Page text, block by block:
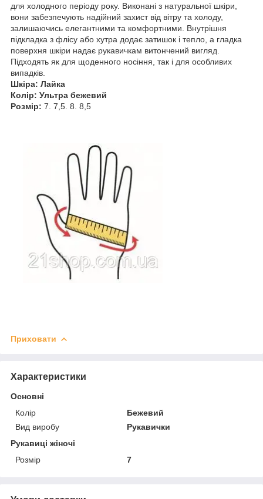
для холодного періоду року. Виконані з натуральної шкіри,
вони забезпечують надійний захист від вітру та холоду,
залишаючись елегантними та комфортними. Внутрішня
підкладка з флісу або хутра додає затишок і тепло, а гладка
поверхня шкіри надає рукавичкам витончений вигляд.
Підходять як для щоденного носіння, так і для особливих
випадків.
Шкіра: Лайка
Колір: Ультра бежевий
Розмір: 7. 7,5. 8. 8,5
Приховати
Характеристики
Основні
Колір
Бежевий
Вид виробу
Рукавички
Рукавиці жіночі
Розмір
7